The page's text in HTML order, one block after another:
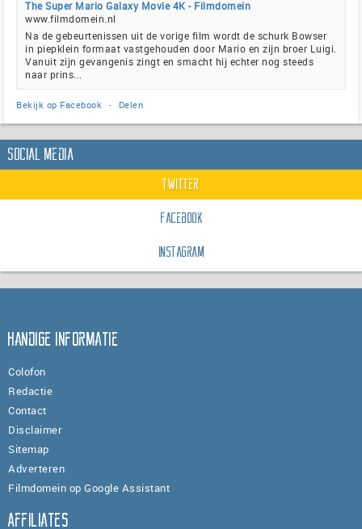
The Super Mario Galaxy Movie 4K - Filmdomein
www.filmdomein.nl
Na de gebeurtenissen uit de vorige film wordt de schurk Bowser
in piepklein formaat vastgehouden door Mario en zijn broer Luigi.
Vanuit zijn gevangenis zingt en smacht hij echter nog steeds
naar prins...
Bekijk op Facebook · Delen
Social Media
Twitter
Facebook
Instagram
Handige informatie
Colofon
Redactie
Contact
Disclaimer
Sitemap
Adverteren
Filmdomein op Google Assistant
Affiliates